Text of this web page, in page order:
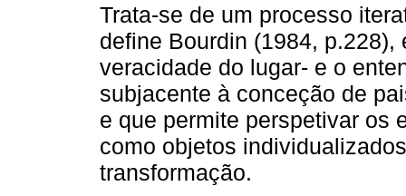
Trata-se de um processo
define Bourdin (1984,
veracidade do lugar- e o
subjacente à conceção de
e que permite perspetivar os
como objetos
transformação.